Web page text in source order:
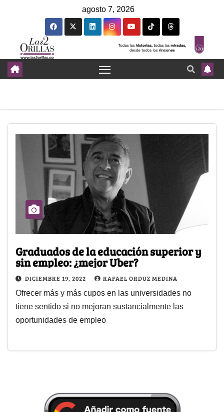
agosto 7, 2026
Graduados de la educación superior y
sin empleo: ¿mejor Uber?
DICIEMBRE 19, 2022 RAFAEL ORDUZ MEDINA
Ofrecer más y más cupos en las universidades no
tiene sentido si no mejoran sustancialmente las
oportunidades de empleo